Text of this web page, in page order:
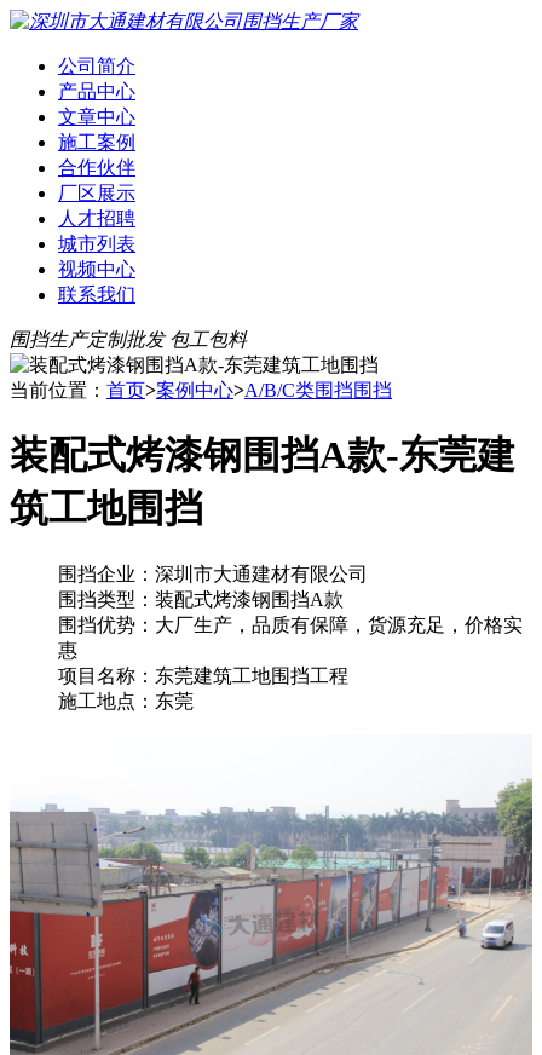
公司简介
产品中心
文章中心
施工案例
合作伙伴
厂区展示
人才招聘
城市列表
视频中心
联系我们
围挡生产定制批发 包工包料
当前位置： 首页>案例中心>A/B/C类围挡围挡
装配式烤漆钢围挡A款-东莞建
筑工地围挡
围挡企业：深圳市大通建材有限公司
围挡类型：装配式烤漆钢围挡A款
围挡优势：大厂生产，品质有保障，货源充足，价格实
惠
项目名称：东莞建筑工地围挡工程
施工地点：东莞